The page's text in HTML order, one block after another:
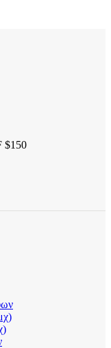
$150